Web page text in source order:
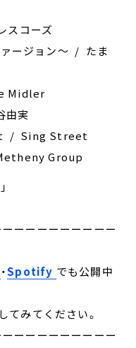
スコーズ
ージョン～ / たま
Midler
実
/ Sing Street
Group
ーーーーーーーーー
・Spotify でも公開中
てみてください。
ーーーーーーーーー